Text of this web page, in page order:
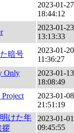
2023-01-27
18:44:12
2023-01-23
13:13:33
暗号
2023-01-20
11:36:27
Only
2023-01-13
18:08:49
2023-01-08
21:51:19
けた年
拶
2023-01-01
09:45:55